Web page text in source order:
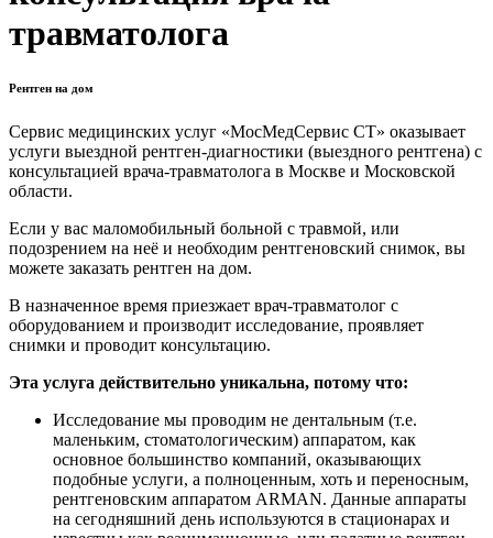
травматолога
Рентген на дом
Сервис медицинских услуг «МосМедСервис СТ» оказывает
услуги выездной рентген-диагностики (выездного рентгена) с
консультацией врача-травматолога в Москве и Московской
области.
Если у вас маломобильный больной с травмой, или
подозрением на неё и необходим рентгеновский снимок, вы
можете заказать рентген на дом.
В назначенное время приезжает врач-травматолог с
оборудованием и производит исследование, проявляет
снимки и проводит консультацию.
Эта услуга действительно уникальна, потому что:
Исследование мы проводим не дентальным (т.е.
маленьким, стоматологическим) аппаратом, как
основное большинство компаний, оказывающих
подобные услуги, а полноценным, хоть и переносным,
рентгеновским аппаратом ARMAN. Данные аппараты
на сегодняшний день используются в стационарах и